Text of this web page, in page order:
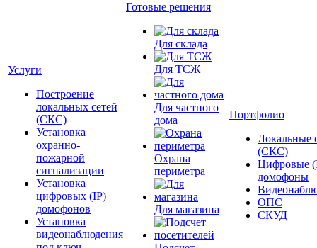
Услуги
Построение
локальных сетей
(СКС)
Установка
охранно-
пожарной
сигнализации
Установка
цифровых (IP)
домофонов
Установка
видеонаблюдения
Готовые решения
Для склада
Для ТСЖ
Для частного
дома
Охрана
периметра
Для магазина
Портфолио
Локальные
(СКС)
Цифровые
домофоны
ОПС
СКУД